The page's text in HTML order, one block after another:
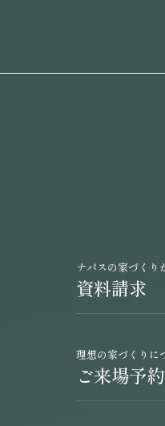
ナパスの家づくり
資料請求
理想の家づくりに
ご来場予約